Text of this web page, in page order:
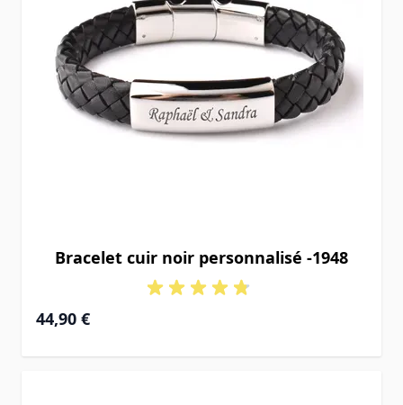
Bracelet cuir noir personnalisé -1948
44,90 €